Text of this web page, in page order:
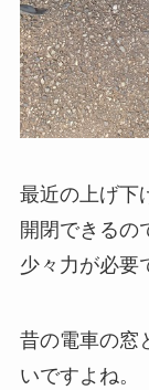
最近の上げ下
開閉できるの
少々力が必要
昔の電車の窓
いですよね。